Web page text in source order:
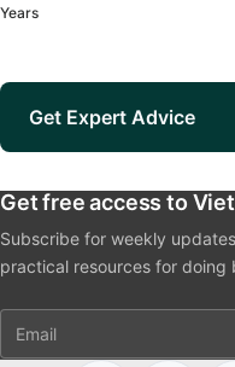
Years
Get Expert Advice
Get free access to
Subscribe for weekly
practical resources for doing
Email